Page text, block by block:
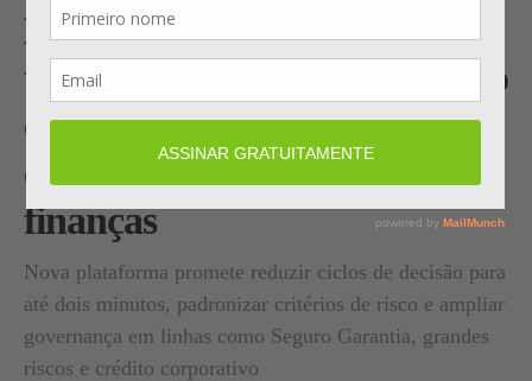
Ebix investe em IA para
transformar análise de crédito
e mira expansão no
ecossistema de seguros e
finanças
Nova plataforma promete reduzir ciclos de decisão para
até dois minutos, padronizar critérios de risco e ampliar
governança em linhas como Seguro Garantia, grandes
riscos e crédito corporativo